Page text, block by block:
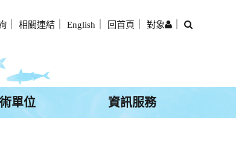
相關連結 English 回首頁 對象
單位 資訊服務